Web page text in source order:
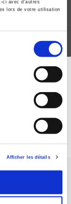
ci avec d'autres
lors de votre utilisation
Afficher les détails
NOS